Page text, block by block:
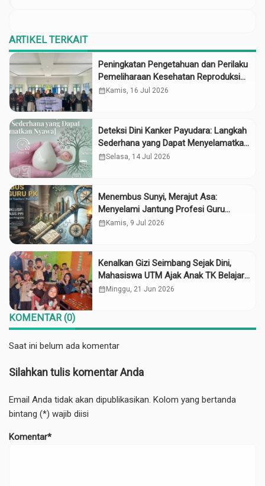
ARTIKEL TERKAIT
Peningkatan Pengetahuan dan Perilaku
Pemeliharaan Kesehatan Reproduksi
pada Lansia melalui Edukasi dan
calendar_month Kamis, 16 Jul 2026
Deteksi Dini Kanker Payudara: Langkah
Sederhana yang Dapat Menyelamatkan
Nyawa
calendar_monthSelasa, 14 Jul 2026
Menembus Sunyi, Merajut Asa:
Menyelami Jantung Profesi Guru
Pendidikan Khusus
calendar_month Kamis, 9 Jul 2026
Kenalkan Gizi Seimbang Sejak Dini,
Mahasiswa UTM Ajak Anak TK Belajar
Makanan Sehat Lewat Permainan
calendar_month Minggu, 21 Jun 2026
KOMENTAR (0)
Saat ini belum ada komentar
Silahkan tulis komentar Anda
Email Anda tidak akan dipublikasikan. Kolom yang bertanda
bintang (*) wajib diisi
Komentar*